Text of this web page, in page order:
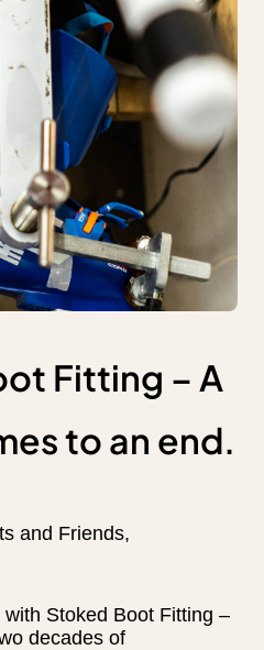
Fitting – A
to an end.
and Friends,
Stoked Boot Fitting –
decades of